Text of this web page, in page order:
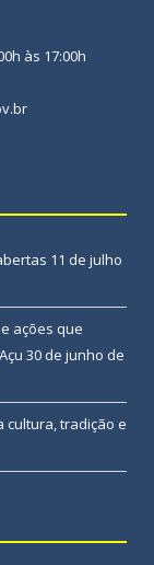
às 17:00h
11 de julho
ações que
30 de junho de
cultura, tradição e